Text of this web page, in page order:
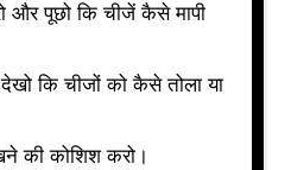
और पूछो कि चीजें कैसे मापी
कि चीजों को कैसे तोला या
की कोशिश करो।